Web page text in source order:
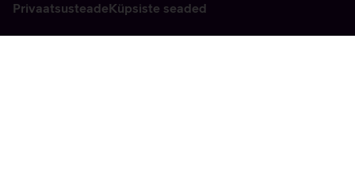
PrivaatsusteadeKüpsiste seaded